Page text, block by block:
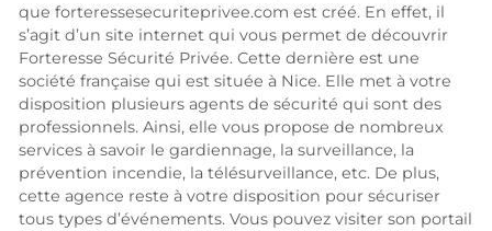
que forteressesecuriteprivee.com est créé. En effet, il
s’agit d’un site internet qui vous permet de découvrir
Forteresse Sécurité Privée. Cette dernière est une
société française qui est située à Nice. Elle met à votre
disposition plusieurs agents de sécurité qui sont des
professionnels. Ainsi, elle vous propose de nombreux
services à savoir le gardiennage, la surveillance, la
prévention incendie, la télésurveillance, etc. De plus,
cette agence reste à votre disposition pour sécuriser
tous types d’événements. Vous pouvez visiter son portail